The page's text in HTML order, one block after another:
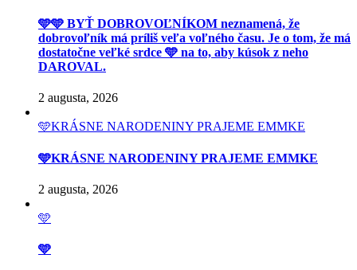
🩵🩵 BYŤ DOBROVOĽNÍKOM neznamená, že
dobrovoľník má príliš veľa voľného času. Je o tom, že má
dostatočne veľké srdce 🩵 na to, aby kúsok z neho
DAROVAL.
2 augusta, 2026
🩵KRÁSNE NARODENINY PRAJEME EMMKE
🩵KRÁSNE NARODENINY PRAJEME EMMKE
2 augusta, 2026
🩵
🩵